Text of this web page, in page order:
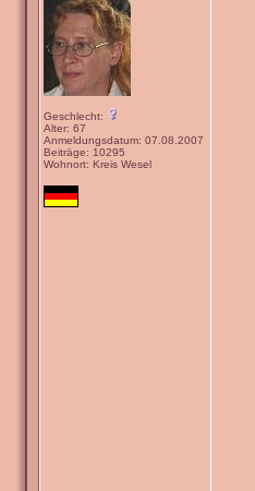
Geschlecht:
Alter: 67
Anmeldungsdatum: 07.08.2007
Beiträge: 10295
Wohnort: Kreis Wesel